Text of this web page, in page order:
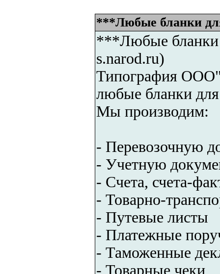
***Любые бланки
***Любые бланки
s.narod.ru)
Типография
любые бланки
Мы производим:
- Перевозочную
- Учетную
- Счета, счета-
- Товарно-
- Путевые листы
- Платежные
- Таможенные
- Товарные чеки